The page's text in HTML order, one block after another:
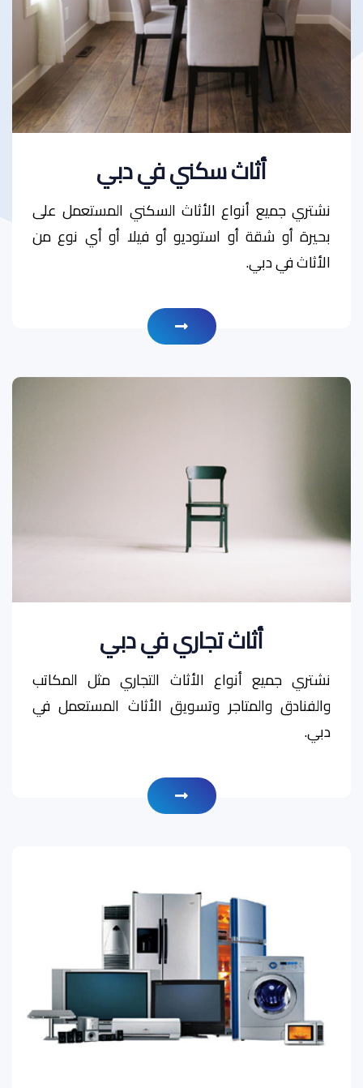
أثاث سكني في دبي
نشتري جميع أنواع الأثاث السكني المستعمل على
بحيرة أو شقة أو استوديو أو فيلا أو أي نوع من
الأثاث في دبي.
أثاث تجاري في دبي
نشتري جميع أنواع الأثاث التجاري مثل المكاتب
والفنادق والمتاجر وتسويق الأثاث المستعمل في
دبي.